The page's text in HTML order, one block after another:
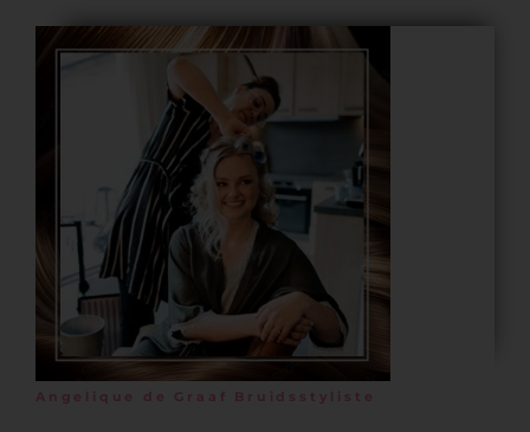
Angelique de Graaf Bruidsstyliste